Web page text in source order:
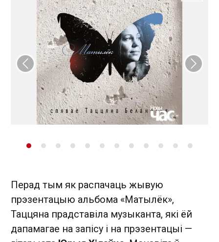
Папярэдні слайд
Перад тым як распачаць жывую
прэзентацыю альбома «Матылёк»,
Таццяна прадставіла музыканта, які ёй
дапамагае на запісу і на прэзентацыі —